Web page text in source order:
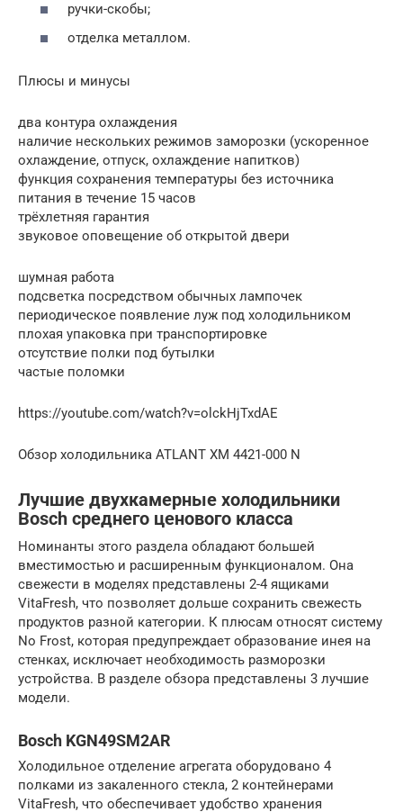
ручки-скобы;
отделка металлом.
Плюсы и минусы
два контура охлаждения
наличие нескольких режимов заморозки (ускоренное
охлаждение, отпуск, охлаждение напитков)
функция сохранения температуры без источника
питания в течение 15 часов
трёхлетняя гарантия
звуковое оповещение об открытой двери
шумная работа
подсветка посредством обычных лампочек
периодическое появление луж под холодильником
плохая упаковка при транспортировке
отсутствие полки под бутылки
частые поломки
https://youtube.com/watch?v=olckHjTxdAE
Обзор холодильника ATLANT ХМ 4421-000 N
Лучшие двухкамерные холодильники
Bosch среднего ценового класса
Номинанты этого раздела обладают большей
вместимостью и расширенным функционалом. Она
свежести в моделях представлены 2-4 ящиками
VitaFresh, что позволяет дольше сохранить свежесть
продуктов разной категории. К плюсам относят систему
No Frost, которая предупреждает образование инея на
стенках, исключает необходимость разморозки
устройства. В разделе обзора представлены 3 лучшие
модели.
Bosch KGN49SM2AR
Холодильное отделение агрегата оборудовано 4
полками из закаленного стекла, 2 контейнерами
VitaFresh, что обеспечивает удобство хранения